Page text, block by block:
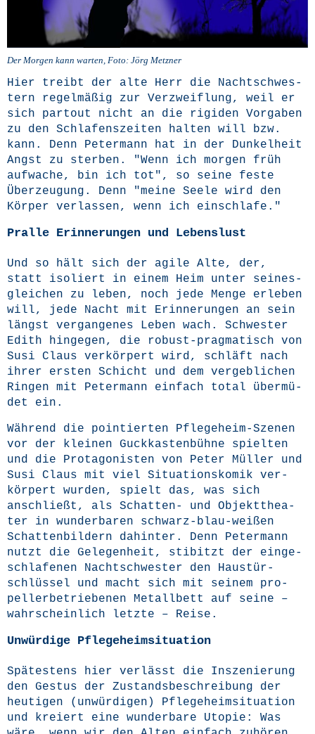
Der Mor­gen kann war­ten, Foto: Jörg Metzner
Hier treibt der alte Herr die Nacht­schwes­
tern regel­mä­ßig zur Ver­zweif­lung, weil er
sich par­tout nicht an die rigi­den Vor­ga­ben
zu den Schla­fens­zei­ten hal­ten will bzw.
kann. Denn Peter­mann hat in der Dun­kel­heit
Angst zu ster­ben. "Wenn ich mor­gen früh
auf­wa­che, bin ich tot", so sei­ne fes­te
Über­zeu­gung. Denn "mei­ne See­le wird den
Kör­per ver­las­sen, wenn ich einschlafe."
Pralle Erinnerungen und Lebenslust
Und so hält sich der agi­le Alte, der,
statt iso­liert in einem Heim unter sei­nes­
glei­chen zu leben, noch jede Men­ge erle­ben
will, jede Nacht mit Erin­ne­run­gen an sein
längst ver­gan­ge­nes Leben wach. Schwes­ter
Edith hin­ge­gen, die robust-prag­ma­tisch von
Susi Claus ver­kör­pert wird, schläft nach
ihrer ers­ten Schicht und dem ver­geb­li­chen
Rin­gen mit Peter­mann ein­fach total über­mü­
det ein.
Wäh­rend die poin­tier­ten Pfle­ge­heim-Sze­nen
vor der klei­nen Guck­kas­ten­büh­ne spiel­ten
und die Prot­ago­nis­ten von Peter Mül­ler und
Susi Claus mit viel Situa­ti­ons­ko­mik ver­
kör­pert wur­den, spielt das, was sich
anschließt, als Schat­ten- und Objekt­thea­
ter in wun­der­ba­ren schwarz-blau-wei­ßen
Schat­ten­bil­dern dahin­ter. Denn Peter­mann
nutzt die Gele­gen­heit, sti­bitzt der ein­ge­
schla­fe­nen Nacht­schwes­ter den Haus­tür­
schlüs­sel und macht sich mit sei­nem pro­
pel­ler­be­trie­be­nen Metall­bett auf sei­ne –
wahr­schein­lich letz­te – Reise.
Unwürdige Pflegeheimsituation
Spä­tes­tens hier ver­lässt die Insze­nie­rung
den Ges­tus der Zustands­be­schrei­bung der
heu­ti­gen (unwür­di­gen) Pfle­ge­heim­si­tua­ti­on
und kre­iert eine wun­der­ba­re Uto­pie: Was